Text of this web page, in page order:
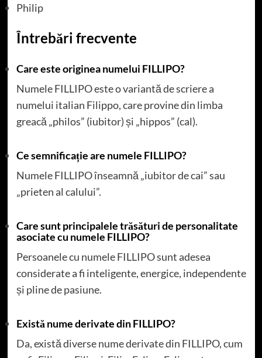
Philip
Întrebări frecvente
Care este originea numelui FILLIPO?
Numele FILLIPO este o variantă de scriere a
numelui italian Filippo, care provine din limba
greacă „philos” (iubitor) și „hippos” (cal).
Ce semnificație are numele FILLIPO?
Numele FILLIPO înseamnă „iubitor de cai” sau
„prieten al calului”.
Care sunt principalele trăsături de personalitate
asociate cu numele FILLIPO?
Persoanele cu numele FILLIPO sunt adesea
considerate a fi inteligente, energice, independente
și pline de pasiune.
Există nume derivate din FILLIPO?
Da, există diverse nume derivate din FILLIPO, cum